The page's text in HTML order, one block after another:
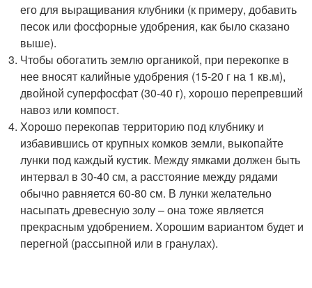
его для выращивания клубники (к примеру, добавить
песок или фосфорные удобрения, как было сказано
выше).
Чтобы обогатить землю органикой, при перекопке в
нее вносят калийные удобрения (15-20 г на 1 кв.м),
двойной суперфосфат (30-40 г), хорошо перепревший
навоз или компост.
Хорошо перекопав территорию под клубнику и
избавившись от крупных комков земли, выкопайте
лунки под каждый кустик. Между ямками должен быть
интервал в 30-40 см, а расстояние между рядами
обычно равняется 60-80 см. В лунки желательно
насыпать древесную золу – она тоже является
прекрасным удобрением. Хорошим вариантом будет и
перегной (рассыпной или в гранулах).